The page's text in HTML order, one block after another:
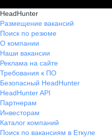
HeadHunter
Размещение вакансий
Поиск по резюме
О компании
Наши вакансии
Реклама на сайте
Требования к ПО
Безопасный HeadHunter
HeadHunter API
Партнерам
Инвесторам
Каталог компаний
Поиск по вакансиям в Еткуле